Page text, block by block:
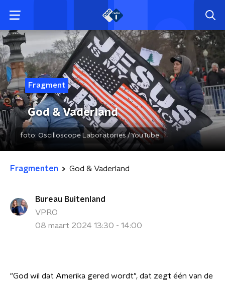
Fragment
God & Vaderland
foto: Oscilloscope Laboratories / YouTube
Fragmenten God & Vaderland
Bureau Buitenland
VPRO
08 maart 2024 13:30 - 14:00
"God wil dat Amerika gered wordt", dat zegt één van de